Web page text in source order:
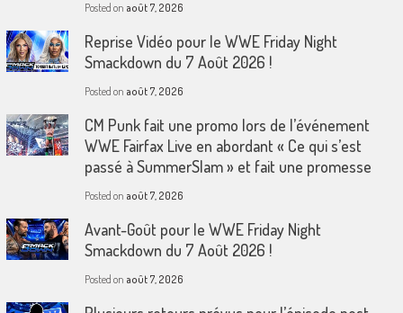
Posted on août 7, 2026
Reprise Vidéo pour le WWE Friday Night
Smackdown du 7 Août 2026 !
Posted on août 7, 2026
CM Punk fait une promo lors de l’événement
WWE Fairfax Live en abordant « Ce qui s’est
passé à SummerSlam » et fait une promesse
Posted on août 7, 2026
Avant-Goût pour le WWE Friday Night
Smackdown du 7 Août 2026 !
Posted on août 7, 2026